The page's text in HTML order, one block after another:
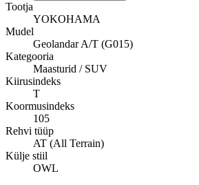
Tootja
YOKOHAMA
Mudel
Geolandar A/T (G015)
Kategooria
Maasturid / SUV
Kiirusindeks
T
Koormusindeks
105
Rehvi tüüp
AT (All Terrain)
Külje stiil
OWL